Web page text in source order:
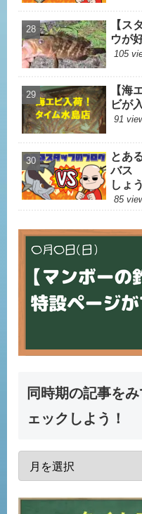
【ス
ウが
105
【海
ビが
91
とあ
バス
しょ
85
同時期の記事を
ェックしよう！